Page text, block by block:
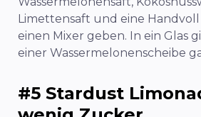
Limettensaft und eine
einen Mixer geben. In ein Glas
einer Wassermelonenscheibe
#5 Stardust